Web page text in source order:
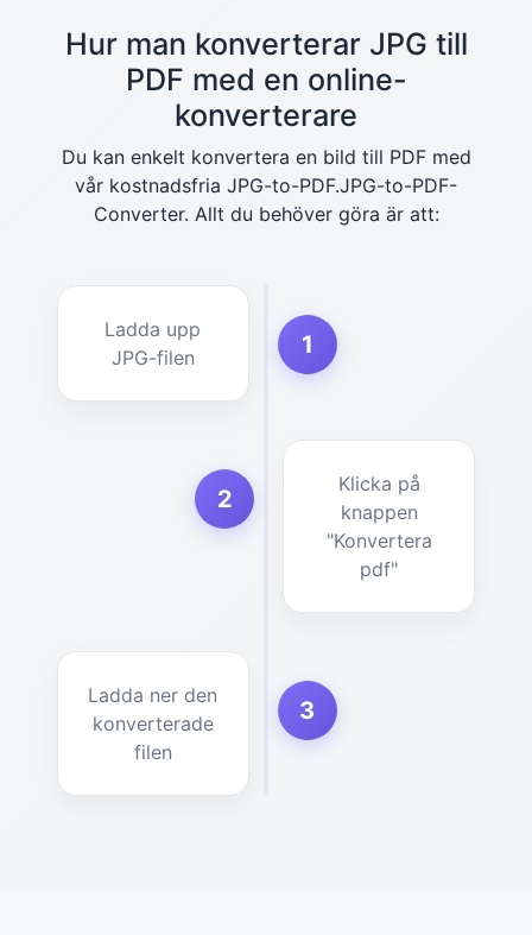
Hur man konverterar JPG till
PDF med en online-
konverterare
Du kan enkelt konvertera en bild till PDF med
vår kostnadsfria JPG-to-PDF.JPG-to-PDF-
Converter. Allt du behöver göra är att:
1
Ladda upp
JPG-filen
2
Klicka på
knappen
"Konvertera
pdf"
3
Ladda ner den
konverterade
filen